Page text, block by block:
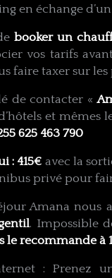
en échange
booker un
vos tarifs
faire taxer sur
de contacter «
et
625 463 790
: 415€ avec la
privé pour
Amana nous
. Impossible
le recommande à
: Prenez